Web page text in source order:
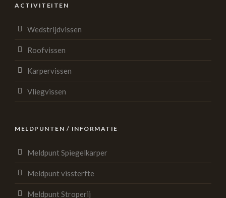
ACTIVITEITEN
Wedstrijdvissen
Roofvissen
Karpervissen
Vliegvissen
MELDPUNTEN / INFORMATIE
Meldpunt Spiegelkarper
Meldpunt vissterfte
Meldpunt Stroperij